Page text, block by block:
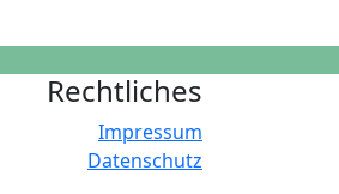
Rechtliches
Impressum
Datenschutz